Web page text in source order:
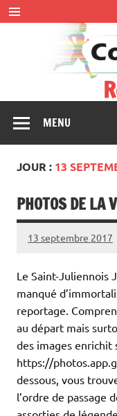
Skip
to
content
MENU
JOUR : 13
PHOTOS DE
13 septembre 2017
Le Saint-Juliennois
manqué
reportage.
au départ mais
des images enrichit
https://
dessous, vous
l’ordre de passage